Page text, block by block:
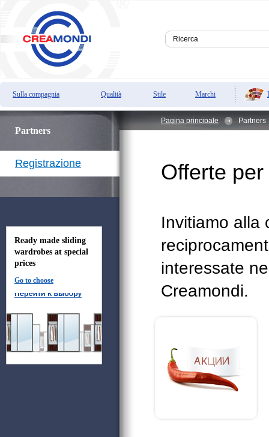
Sulla compagnia Qualità Stile Marchi
Partners
Registrazione
Ready made sliding
wardrobes at special
prices
Go to choose
Pagina principale Partners
Offerte
Invitiamo alla
interessate
Creamondi.